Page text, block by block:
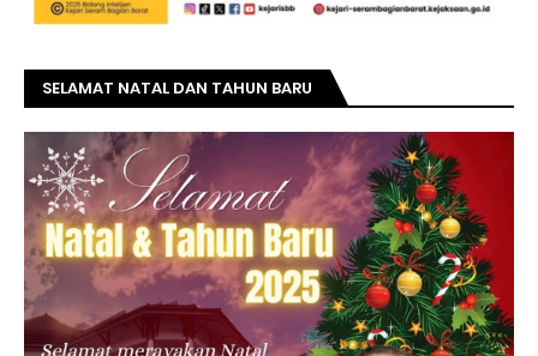
SELAMAT NATAL DAN TAHUN BARU